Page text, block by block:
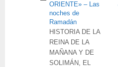
ORIENTE» – Las
noches de
Ramadán
HISTORIA DE LA
REINA DE LA
MAÑANA Y DE
SOLIMÁN, EL